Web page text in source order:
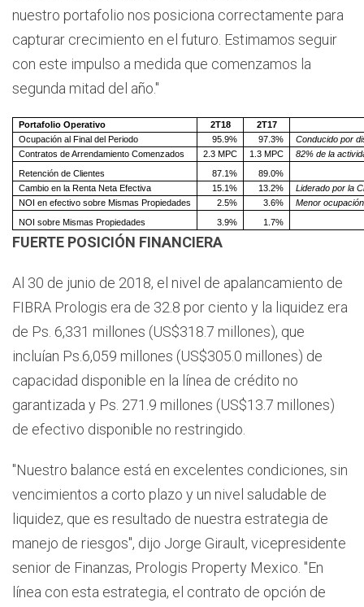
nuestro portafolio nos posiciona correctamente para
capturar crecimiento en el futuro. Estimamos seguir
con este impulso a medida que comenzamos la
segunda mitad del año."
Portafolio Operativo 2T18
2T17
Ocupación al Final del Periodo
95.9% 97.3%
Conducido por
Contratos de Arrendamiento Comenzados
2.3 MPC 1.3 MPC
82% de la
Retención de Clientes
87.1%
89.0%
Cambio en la Renta Neta Efectiva
15.1% 13.2%
Liderado por la
NOI en efectivo sobre Mismas Propiedades
2.5% 3.6%
Menor
NOI sobre Mismas Propiedades
3.9% 1.7%
FUERTE POSICIÓN FINANCIERA
Al 30 de junio de 2018, el nivel de apalancamiento de
FIBRA Prologis era de 32.8 por ciento y la liquidez era
de Ps. 6,331 millones (US$318.7 millones), que
incluían Ps.6,059 millones (US$305.0 millones) de
capacidad disponible en la línea de crédito no
garantizada y Ps. 271.9 millones (US$13.7 millones)
de efectivo disponible no restringido.
"Nuestro balance está en excelentes condiciones, sin
vencimientos a corto plazo y un nivel saludable de
liquidez, que es resultado de nuestra estrategia de
manejo de riesgos", dijo Jorge Girault, vicepresidente
senior de Finanzas, Prologis Property Mexico. "En
línea con esta estrategia, el contrato de opción de